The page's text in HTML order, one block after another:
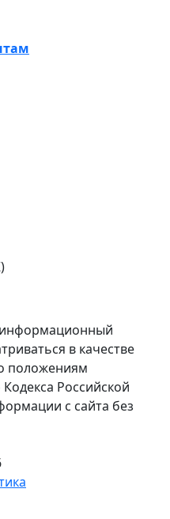
информационный
в качестве
положениям
Российской
с сайта без